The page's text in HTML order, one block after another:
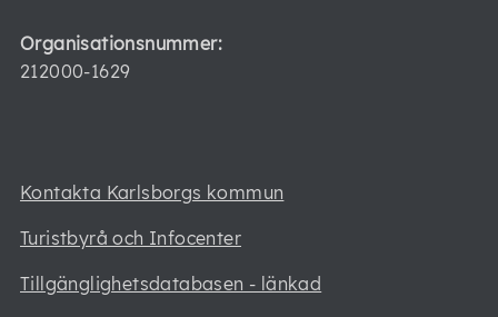
Organisationsnummer:
212000-1629
Kontakta Karlsborgs kommun
Turistbyrå och Infocenter
Tillgänglighetsdatabasen - länkad